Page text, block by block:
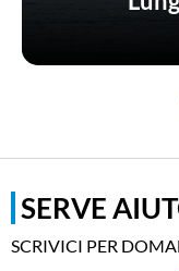
SERVE
SCRIVICI PER